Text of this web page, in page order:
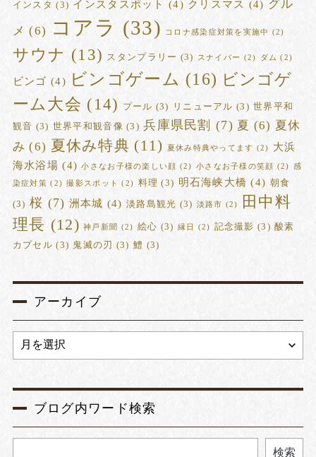
インスタ (3) インスタスポット (4) クリスマス (4) グル
メ (6) コアラ (33) コロナ感染症対策を実施中 (2)
サウナ (13) スタンプラリー (3) スナイパー (2) ダム (2)
ビンゴ (4) ビンゴゲーム (16) ビンゴゲ
ーム大会 (14) プール (3) リニューアル (3) 世界平和
観音 (3) 世界平和観音像 (3) 兵庫県民割 (7) 夏 (6) 夏休
み (6) 夏休み特典 (11) 夏休み特典やってます (2)
大浜
海水浴場 (4) 小さなお子様の楽しい顔 (2) 小さなお子様の笑顔 (2) 感
染症対策 (2) 撮影スポット (2) 料理 (3) 明石海峡大橋 (4) 朝食
(3) 桜 (7) 洲本城 (4) 淡路島観光 (3) 淡路市 (2)
田中料
理長 (12) 神戸新聞 (2) 絵心 (3) 縁日 (2) 記念撮影 (3) 酸素
カプセル (3) 鬼滅の刃 (3) 鱧 (3)
アーカイブ
ブログ内ワード検索
検索